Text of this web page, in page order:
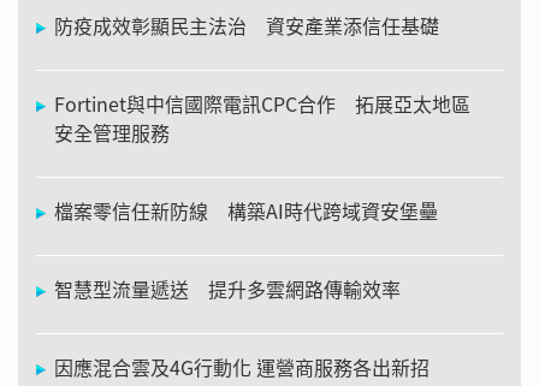
防疫成效彰顯民主法治 資安產業添信任基礎
Fortinet與中信國際電訊CPC合作 拓展亞太地區
安全管理服務
檔案零信任新防線 構築AI時代跨域資安堡壘
智慧型流量遞送 提升多雲網路傳輸效率
因應混合雲及4G行動化 運營商服務各出新招